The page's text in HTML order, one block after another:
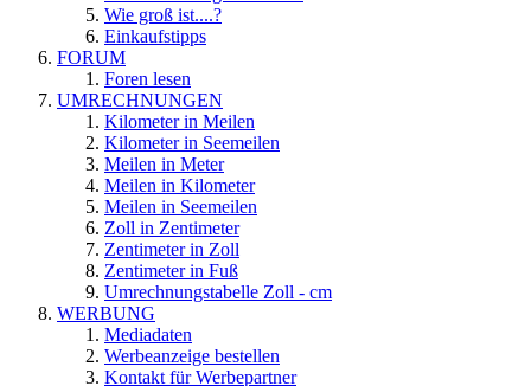
Wie groß ist....?
Einkaufstipps
FORUM
Foren lesen
UMRECHNUNGEN
Kilometer in Meilen
Kilometer in Seemeilen
Meilen in Meter
Meilen in Kilometer
Meilen in Seemeilen
Zoll in Zentimeter
Zentimeter in Zoll
Zentimeter in Fuß
Umrechnungstabelle Zoll - cm
WERBUNG
Mediadaten
Werbeanzeige bestellen
Kontakt für Werbepartner